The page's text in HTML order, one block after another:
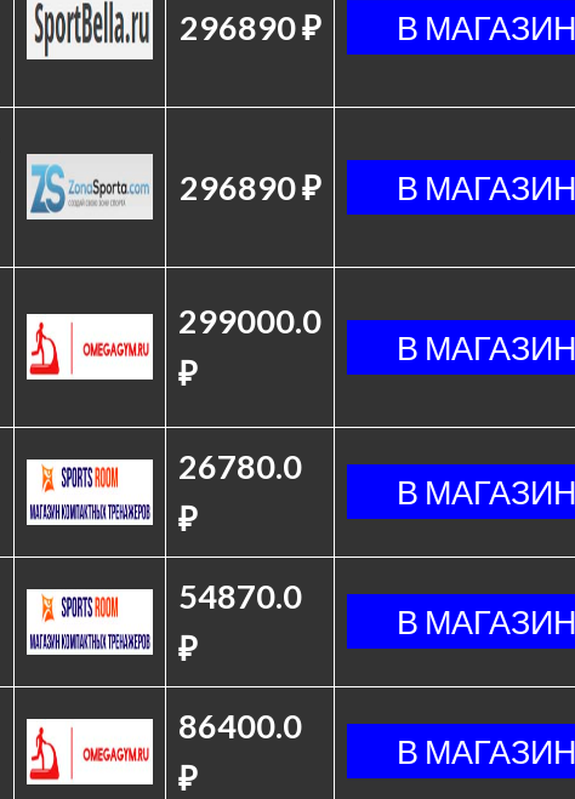
296890 ₽
296890 ₽
299000.0
₽
26780.0
₽
54870.0
₽
86400.0
₽